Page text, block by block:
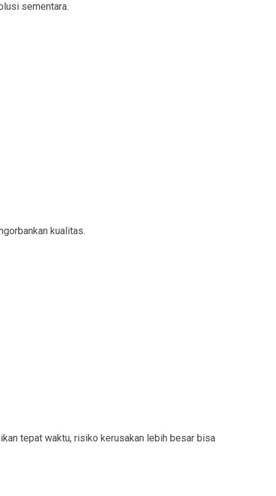
sementara.
kualitas.
tepat waktu, risiko kerusakan lebih besar bisa